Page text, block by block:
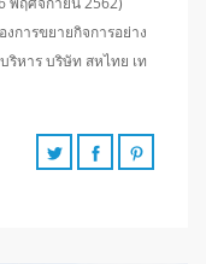
การขยายกิจการอย่าง
หาร บริษัท สหไทย เท